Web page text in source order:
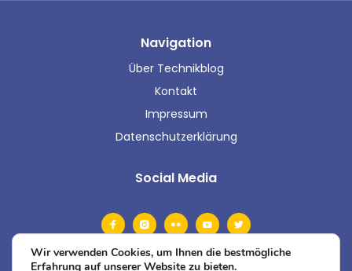
Navigation
Über Technikblog
Kontakt
Impressum
Datenschutzerklärung
Social Media
Wir verwenden Cookies, um Ihnen die bestmögliche
Erfahrung auf unserer Website zu bieten.